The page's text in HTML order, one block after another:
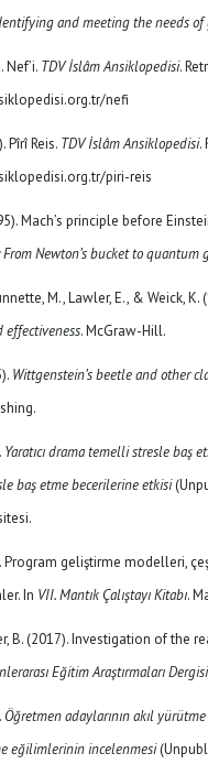
and meeting the needs of
Nef’i. TDV İslâm Ansiklopedisi.
nefi
Pîrî Reis. TDV İslâm Ansiklopedisi.
piri-reis
Mach’s principle before
From Newton’s bucket to quantum
M., Lawler, E., & Weick, K.
effectiveness. McGraw-Hill.
Wittgenstein’s beetle and other
Yaratıcı drama temelli stresle baş
baş etme becerilerine etkisi
Program geliştirme modelleri,
In VII. Mantık Çalıştayı Kitabı.
B. (2017). Investigation of the
Eğitim Araştırmaları
Öğretmen adaylarının akıl
eğilimlerinin incelenmesi